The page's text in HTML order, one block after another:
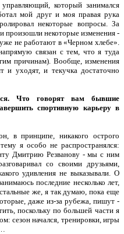
который занимался
мой друг и моя правая рука
некоторые вопросы. За
произошли некоторые изменения -
не работают в «Черном хлебе».
связан с тем, что я туда
причинам). Вообще, изменения
и уходят, и текучка достаточно
Что говорят вам бывшие
спортивную карьеру в
в принципе, никакого острого
я особо не распространялся:
Дмитрию Резванову - мы с ним
со своими друзьями,
удивления не выказывали. О
последние несколько лет,
же, я так думаю, пока еще
даже из-за рубежа, пишут -
поскольку по большей части я
сезон начался, тренировки, игры